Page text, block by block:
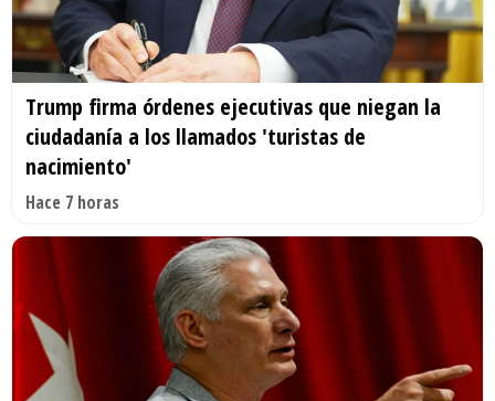
Trump firma órdenes ejecutivas que niegan la
ciudadanía a los llamados 'turistas de
nacimiento'
Hace 7 horas